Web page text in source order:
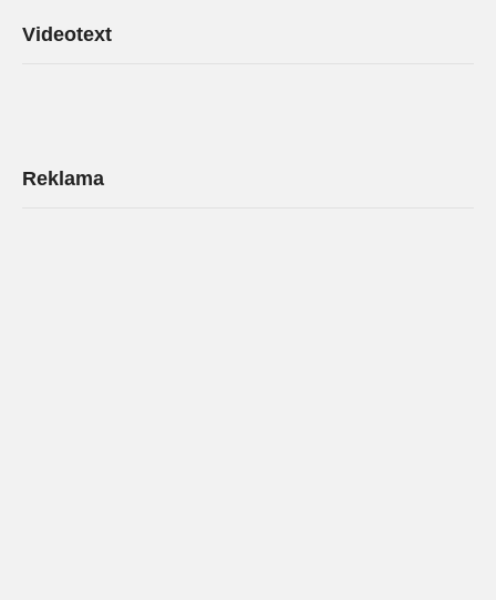
Videotext
Reklama